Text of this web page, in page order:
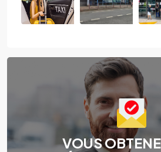
VOUS